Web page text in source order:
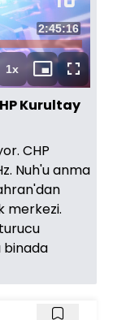
Toplam
Süre
2:45:16
1xOynatma
Hızı
Mini
oynatıcı
Tam
Ekran
Kurultay
CHP
Nuh'u anma
merkezi.
binada